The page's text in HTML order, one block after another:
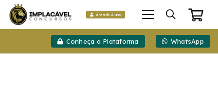
Área do Aluno
Conheça a Plataforma WhatsApp